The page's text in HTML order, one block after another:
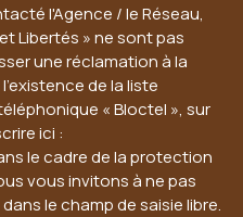
l'Agence / le Réseau,
Libertés » ne sont pas
une réclamation à la
de la liste
« Bloctel », sur
ici :
le cadre de la protection
vous invitons à ne pas
le champ de saisie libre.